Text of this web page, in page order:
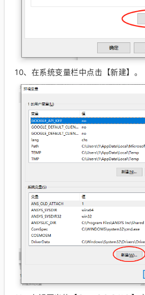
10、 在系统变量栏中点击【新建】。